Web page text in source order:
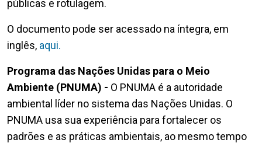
públicas e rotulagem.
O documento pode ser acessado na íntegra, em
inglês, aqui.
Programa das Nações Unidas para o Meio
Ambiente (PNUMA) - O PNUMA é a autoridade
ambiental líder no sistema das Nações Unidas. O
PNUMA usa sua experiência para fortalecer os
padrões e as práticas ambientais, ao mesmo tempo